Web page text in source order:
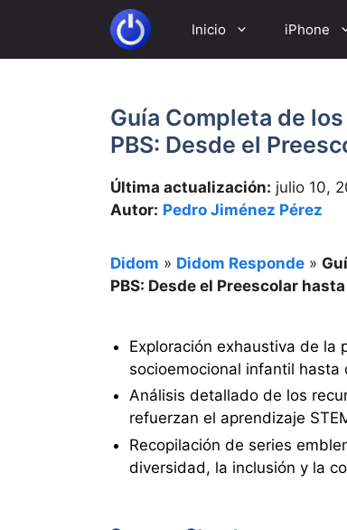
contenido
Inicio iPhone
Guía Completa de
PBS: Desde el
Última actualización: julio 10,
Autor: Pedro Jiménez Pérez
Didom » Didom Responde »
PBS: Desde el Preescolar
Exploración exhaustiva de la
socioemocional infantil
Análisis detallado de los
refuerzan el aprendizaje
Recopilación de series
diversidad, la inclusión y la